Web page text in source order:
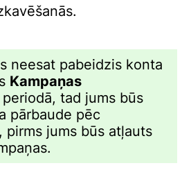
neesat pabeidzis konta
Kampaņas
tad jums būs
pārbaude pēc
pirms jums būs atļauts